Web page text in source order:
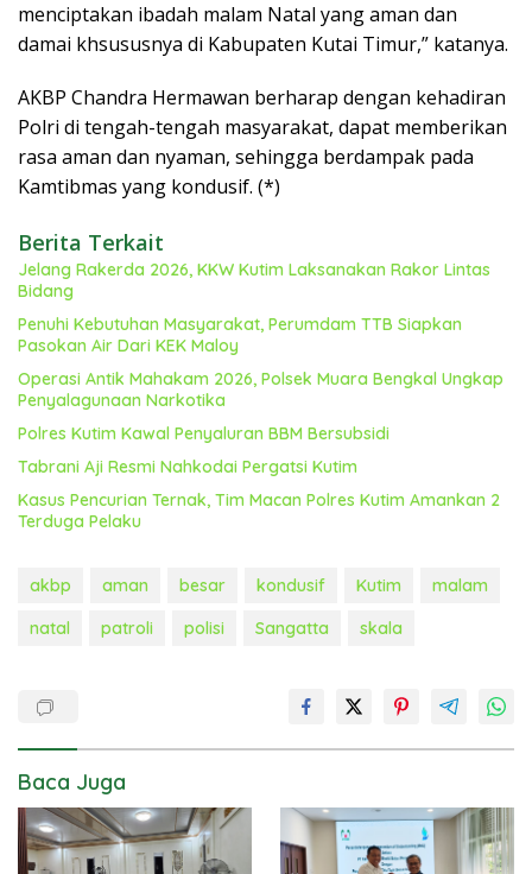
menciptakan ibadah malam Natal yang aman dan
damai khsususnya di Kabupaten Kutai Timur,” katanya.
AKBP Chandra Hermawan berharap dengan kehadiran
Polri di tengah-tengah masyarakat, dapat memberikan
rasa aman dan nyaman, sehingga berdampak pada
Kamtibmas yang kondusif. (*)
Berita Terkait
Jelang Rakerda 2026, KKW Kutim Laksanakan Rakor Lintas
Bidang
Penuhi Kebutuhan Masyarakat, Perumdam TTB Siapkan
Pasokan Air Dari KEK Maloy
Operasi Antik Mahakam 2026, Polsek Muara Bengkal Ungkap
Penyalagunaan Narkotika
Polres Kutim Kawal Penyaluran BBM Bersubsidi
Tabrani Aji Resmi Nahkodai Pergatsi Kutim
Kasus Pencurian Ternak, Tim Macan Polres Kutim Amankan 2
Terduga Pelaku
akbp aman besar kondusif Kutim
malam
natal
patroli polisi Sangatta skala
Baca Juga